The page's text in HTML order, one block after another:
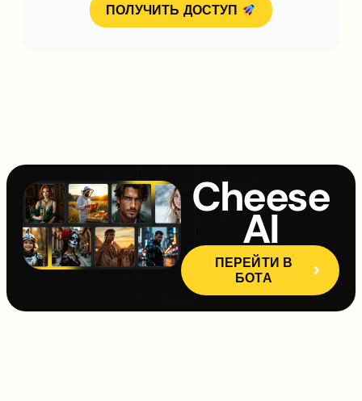
ПОЛУЧИТЬ ДОСТУП
Cheese
AI
ПЕРЕЙТИ В
БОТА